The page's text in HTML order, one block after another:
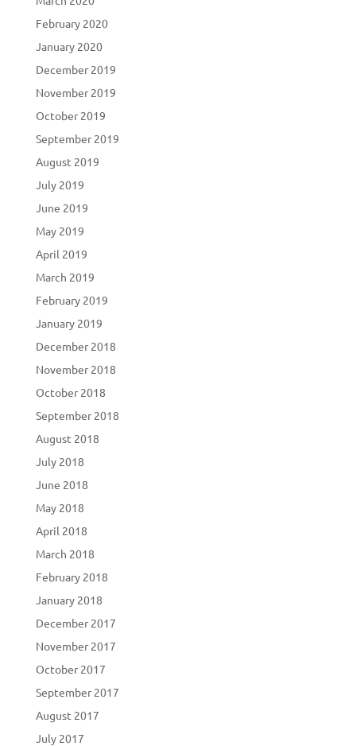
February 2020
January 2020
December 2019
November 2019
October 2019
September 2019
August 2019
July 2019
June 2019
May 2019
April 2019
March 2019
February 2019
January 2019
December 2018
November 2018
October 2018
September 2018
August 2018
July 2018
June 2018
May 2018
April 2018
March 2018
February 2018
January 2018
December 2017
November 2017
October 2017
September 2017
August 2017
July 2017